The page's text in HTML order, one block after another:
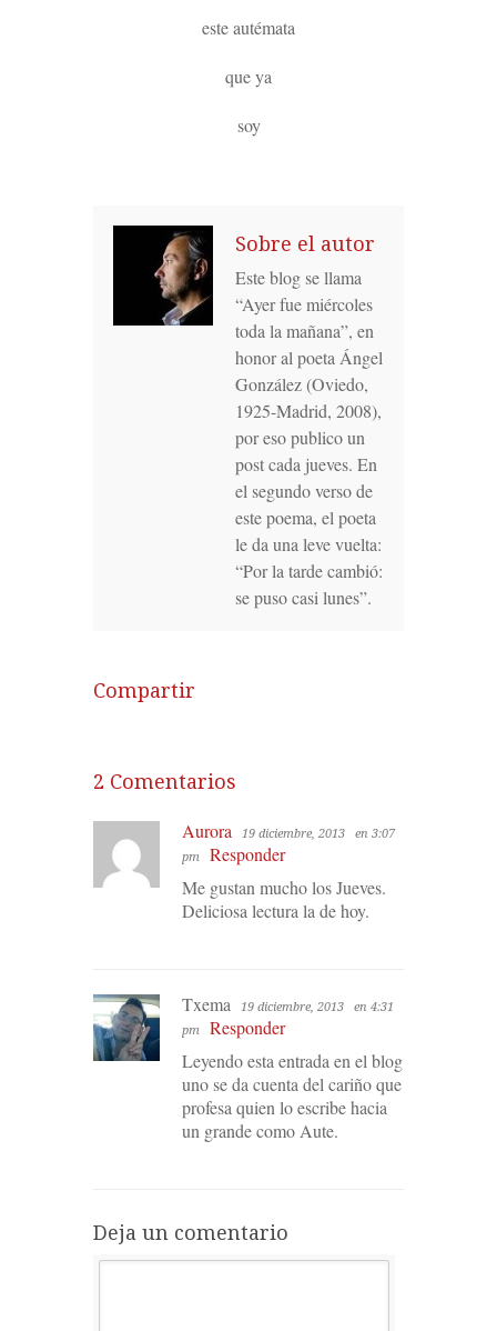
este autémata
que ya
soy
Sobre el autor
Este blog se llama
“Ayer fue miércoles
toda la mañana”, en
honor al poeta Ángel
González (Oviedo,
1925-Madrid, 2008),
por eso publico un
post cada jueves. En
el segundo verso de
este poema, el poeta
le da una leve vuelta:
“Por la tarde cambió:
se puso casi lunes”.
Compartir
2 Comentarios
Aurora 19 diciembre, 2013
en 3:07
pm
Responder
Me gustan mucho los Jueves.
Deliciosa lectura la de hoy.
Txema 19 diciembre, 2013
en 4:31
pm
Responder
Leyendo esta entrada en el blog
uno se da cuenta del cariño que
profesa quien lo escribe hacia
un grande como Aute.
Deja un comentario